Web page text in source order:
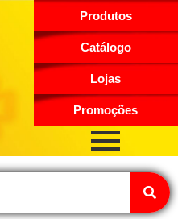
Produtos
Catálogo
Lojas
Promoções